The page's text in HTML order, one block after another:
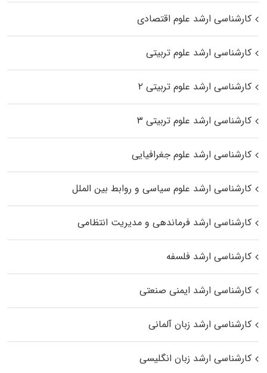
کارشناسی ارشد علوم اقتصادی
کارشناسی ارشد علوم تربیتی
کارشناسی ارشد علوم تربیتی ۲
کارشناسی ارشد علوم تربیتی ۳
کارشناسی ارشد علوم جغرافیایی
کارشناسی ارشد علوم سیاسی و روابط بین الملل
کارشناسی ارشد فرماندهی و مدیریت انتظامی
کارشناسی ارشد فلسفه
کارشناسی ارشد ایمنی صنعتی
کارشناسی ارشد زبان آلمانی
کارشناسی ارشد زبان انگلیسی